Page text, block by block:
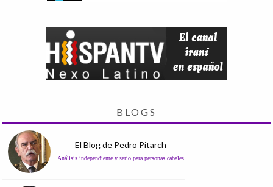
BLOGS
El Blog de Pedro Pitarch
Análisis independiente y serio para personas cabales